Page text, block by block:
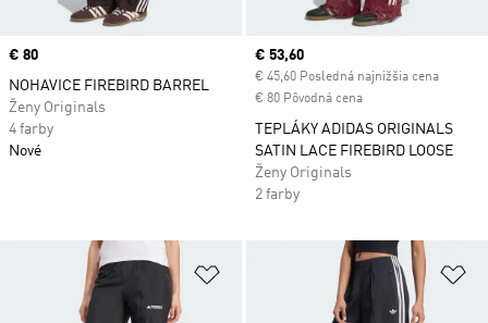
Price
€ 80
NOHAVICE FIREBIRD BARREL
Ženy Originals
4 farby
Nové
Current price
€ 53,60
€ 45,60 Posledná najnižšia cena
€ 80 Pôvodná cena
TEPLÁKY ADIDAS ORIGINALS
SATIN LACE FIREBIRD LOOSE
Ženy Originals
2 farby
Pridať do zoznamu želaných